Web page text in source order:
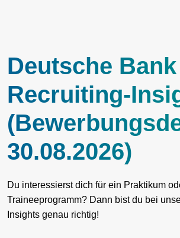
Deutsche
Recruiting-
30.08.2026)
Du interessierst dich für ein Praktikum
Traineeprogramm? Dann bist du bei
Insights genau richtig!